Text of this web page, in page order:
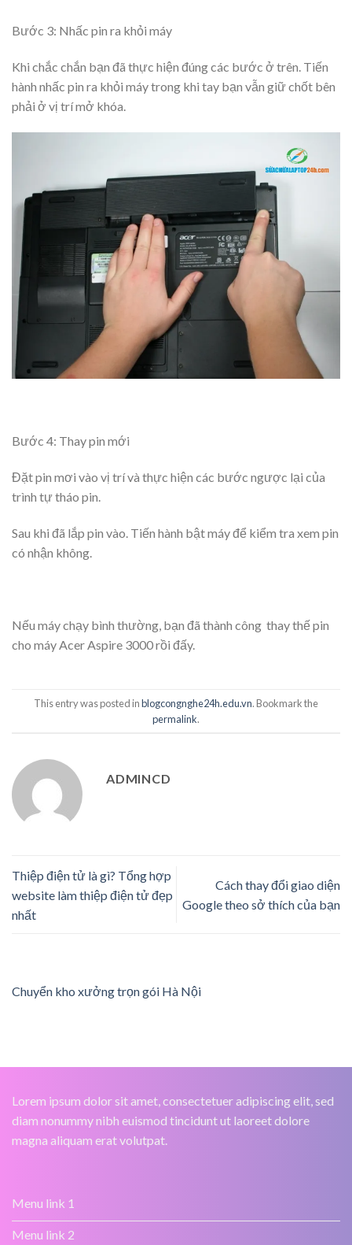
Bước 3: Nhấc pin ra khỏi máy
Khi chắc chắn bạn đã thực hiện đúng các bước ở trên. Tiến
hành nhấc pin ra khỏi máy trong khi tay bạn vẫn giữ chốt bên
phải ở vị trí mở khóa.
Bước 4: Thay pin mới
Đặt pin mơi vào vị trí và thực hiện các bước ngược lại của
trình tự tháo pin.
Sau khi đã lắp pin vào. Tiến hành bật máy để kiểm tra xem pin
có nhận không.
Nếu máy chạy bình thường, bạn đã thành công thay thế pin
cho máy Acer Aspire 3000 rồi đấy.
This entry was posted inblogcongnghe24h.edu.vn. Bookmark the
permalink.
ADMINCD
Thiệp điện tử là gì? Tổng hợp
website làm thiệp điện tử đẹp
nhất
Cách thay đổi giao diện
Google theo sở thích của bạn
Chuyển kho xưởng trọn gói Hà Nội
Lorem ipsum dolor sit amet, consectetuer adipiscing elit, sed
diam nonummy nibh euismod tincidunt ut laoreet dolore
magna aliquam erat volutpat.
Menu link 1
Menu link 2